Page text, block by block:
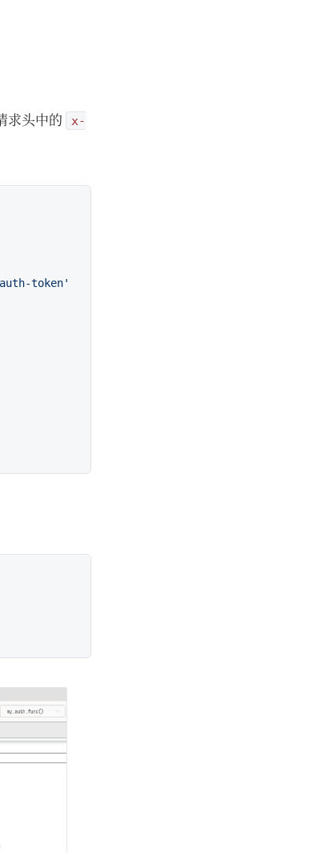
求头中的
x-
token'